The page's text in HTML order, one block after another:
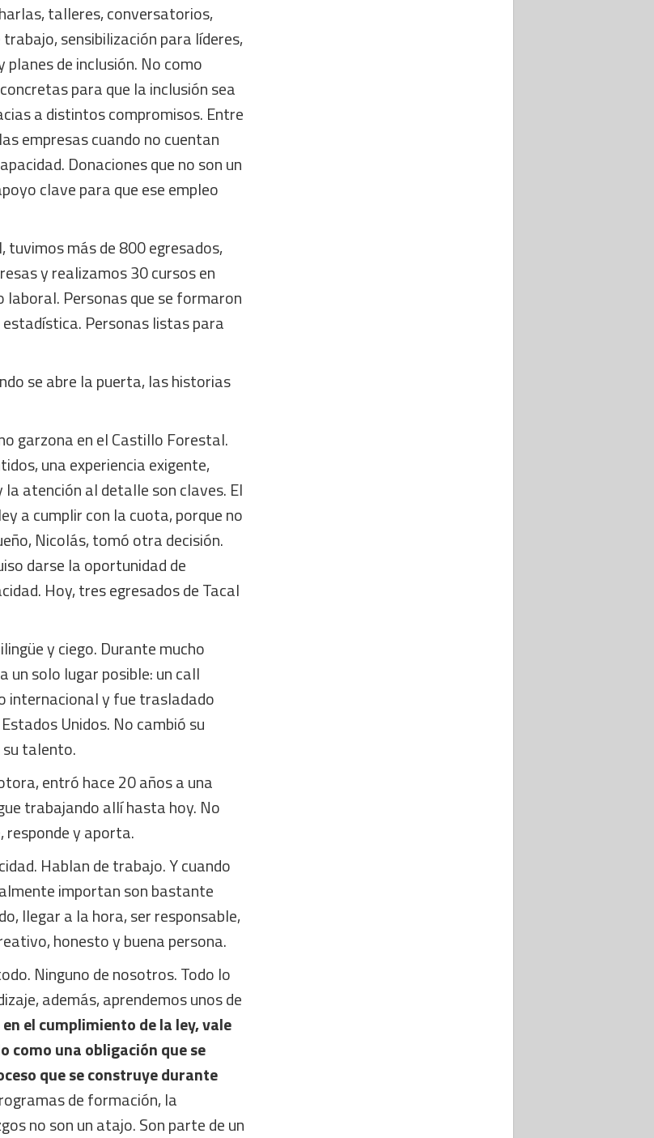
talleres, conversatorios,
sensibilización para líderes,
de inclusión. No como
para que la inclusión sea
a distintos compromisos. Entre
empresas cuando no cuentan
Donaciones que no son un
clave para que ese empleo
tuvimos más de 800 egresados,
y realizamos 30 cursos en
Personas que se formaron
Personas listas para
se abre la puerta, las historias
garzona en el Castillo Forestal.
una experiencia exigente,
atención al detalle son claves. El
a cumplir con la cuota, porque no
Nicolás, tomó otra decisión.
darse la oportunidad de
Hoy, tres egresados de Tacal
y ciego. Durante mucho
un solo lugar posible: un call
internacional y fue trasladado
Unidos. No cambió su
su talento.
entró hace 20 años a una
trabajando allí hasta hoy. No
responde y aporta.
Hablan de trabajo. Y cuando
importan son bastante
llegar a la hora, ser responsable,
honesto y buena persona.
Ninguno de nosotros. Todo lo
además, aprendemos unos de
el cumplimiento de la ley, vale
como una obligación que se
que se construye durante
de formación, la
no son un atajo. Son parte de un